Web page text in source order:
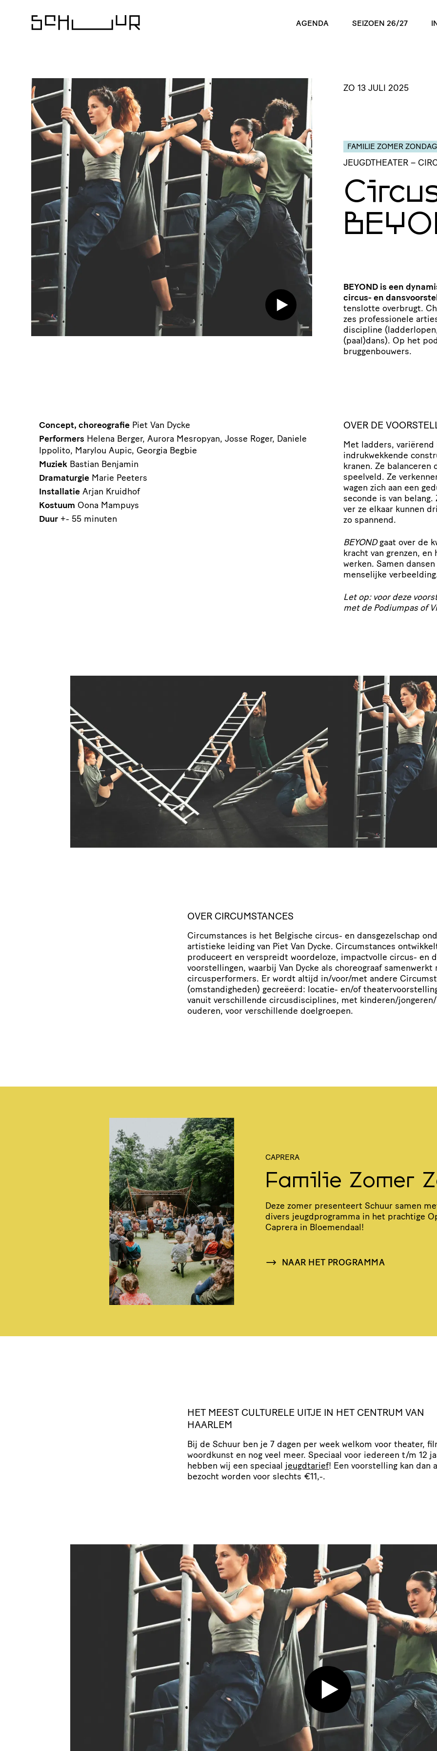
AGENDA SEIZOEN 26/27
ZO 13 JULI 2025
FAMILIE ZOMER
JEUGDTHEATER –
BEYOND is een
circus- en
tenslotte overbrugt.
zes professionele
discipline
(paal)dans). Op het
bruggenbouwers.
OVER DE
Met ladders,
indrukwekkende
kranen. Ze balanceren
speelveld. Ze
wagen zich aan een
seconde is van
ver ze elkaar kunnen
zo spannend.
BEYONDgaat over de
kracht van grenzen, en
werken. Samen
menselijke
Let op: voor deze
met de Podiumpas of
Concept, choreografie Piet Van Dycke
Performers Helena Berger, Aurora Mesropyan, Josse Roger, Daniele
Ippolito, Marylou Aupic, Georgia Begbie
Muziek Bastian Benjamin
Dramaturgie Marie Peeters
Installatie Arjan Kruidhof
Kostuum Oona Mampuys
Duur +- 55 minuten
OVER CIRCUM­STANCES
Circum­stances is het Belgische circus- en dans­ge­zel­schap
artistieke leiding van Piet Van Dycke. Circum­stances
produceert en verspreidt woordeloze, impactvolle circus- en
voor­stel­lingen, waarbij Van Dycke als choreograaf samenwerkt
circus­per­for­mers. Er wordt altijd in/​voor/​met andere
(omstan­dig­heden) gecreëerd: locatie- en/​of
vanuit verschil­lende circus­dis­ci­plines, met kinderen/​jongeren/​
ouderen, voor verschil­lende doelgroepen.
CAPRERA
Familie Zomer
Deze zomer presenteert Schuur samen
divers jeugd­pro­gramma in het prachtige
Caprera in Bloemendaal!
NAAR HET PROGRAMMA
HET MEEST CULTURELE UITJE IN HET CENTRUM VAN
HAARLEM
Bij de Schuur ben je 7 dagen per week welkom voor theater,
woordkunst en nog veel meer. Speciaal voor iedereen t/​m 12
hebben wij een speciaal jeugdtarief! Een voor­stel­ling kan dan
bezocht worden voor slechts €11,-.